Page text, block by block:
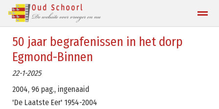
Contact
Home
50 jaar begrafenissen in het dorp
Egmond-Binnen
22-1-2025
2004, 96 pag., ingenaaid
'De Laatste Eer' 1954-2004